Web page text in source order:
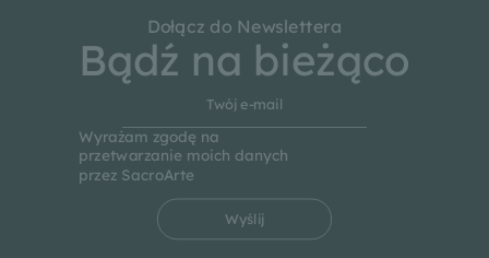
Dołącz do Newslettera
Bądź na bieżąco
Wyrażam zgodę na
przetwarzanie moich danych
przez SacroArte
Wyślij